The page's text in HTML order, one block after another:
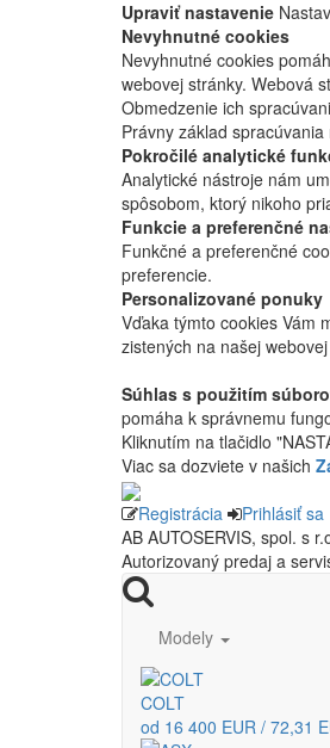
Upraviť nastavenie
Nevyhnutné cookies
Nevyhnutné cookies
webovej stránky. Webová
Obmedzenie ich
Právny základ
Pokročilé analytické
Analytické nástroje nám
spôsobom, ktorý nikoho
Funkcie a preferenčné
Funkčné a preferenčné
preferencie.
Personalizované ponuky
Vďaka týmto cookies Vám
zistených na našej
Súhlas s použitím
pomáha k správnemu
Kliknutím na tlačidlo
Viac sa dozviete v našich
Registrácia
Prihlásiť sa
AB AUTOSERVIS, spol. s
Autorizovaný predaj a
Modely
COLT
od 16 400 EUR / 72,31